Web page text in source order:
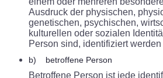
Ausdruck der physischen,
genetischen, psychischen,
kulturellen oder sozialen
Person sind, identifiziert werden
b) betroffene Person
Betroffene Person ist jede